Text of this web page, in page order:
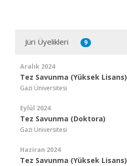
Jüri Üyelikleri 9
Aralık 2024
Tez Savunma (Yüksek Lisans)
Gazi Üniversitesi
Eylül 2024
Tez Savunma (Doktora)
Gazi Üniversitesi
Haziran 2024
Tez Savunma (Yüksek Lisans)